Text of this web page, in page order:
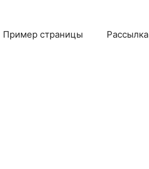
Пример страницы Рассылка